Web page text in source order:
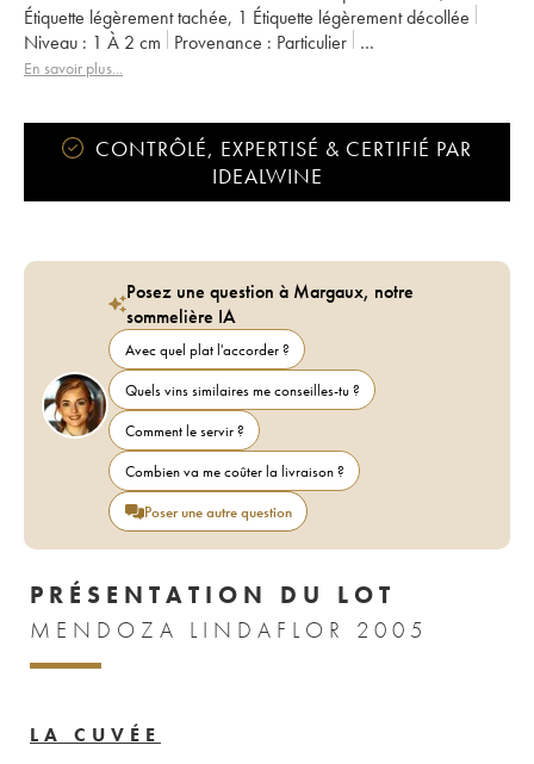
Étiquette légèrement tachée, 1 Étiquette légèrement décollée
Niveau : 1 À 2 cm Provenance : particulier
TVA récupérable :
En savoir plus...
CONTRÔLÉ, EXPERTISÉ & CERTIFIÉ PAR
IDEALWINE
Posez une question à Margaux, notre
sommelière IA
Avec quel plat l'accorder ?
Quels vins similaires me conseilles-tu ?
Comment le servir ?
Combien va me coûter la livraison ?
Poser une autre question
PRÉSENTATION DU LOT
MENDOZA LINDAFLOR 2005
LA CUVÉE